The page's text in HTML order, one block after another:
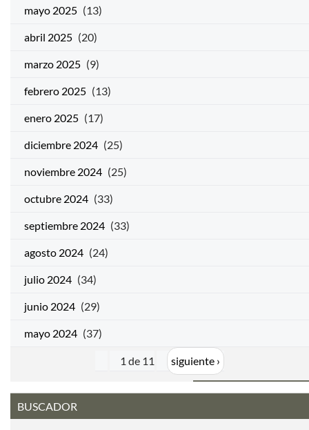
mayo 2025 (13)
abril 2025 (20)
marzo 2025 (9)
febrero 2025 (13)
enero 2025 (17)
diciembre 2024 (25)
noviembre 2024 (25)
octubre 2024 (33)
septiembre 2024 (33)
agosto 2024 (24)
julio 2024 (34)
junio 2024 (29)
mayo 2024 (37)
1 de 11 siguiente ›
BUSCADOR